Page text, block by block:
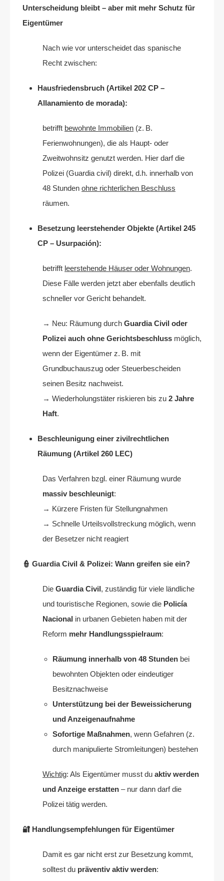
Unterscheidung bleibt – aber mit mehr Schutz für
Eigentümer
Nach wie vor unterscheidet das spanische
Recht zwischen:
Hausfriedensbruch (Artikel 202 CP –
Allanamiento de morada):
betrifft bewohnte Immobilien (z. B.
Ferienwohnungen), die als Haupt- oder
Zweitwohnsitz genutzt werden. Hier darf die
Polizei (Guardia civil) direkt, d.h. innerhalb von
48 Stunden ohne richterlichen Beschluss
räumen.
Besetzung leerstehender Objekte (Artikel 245
CP – Usurpación):
betrifft leerstehende Häuser oder Wohnungen.
Diese Fälle werden jetzt aber ebenfalls deutlich
schneller vor Gericht behandelt.
→ Neu: Räumung durch Guardia Civil oder
Polizei auch ohne Gerichtsbeschluss möglich,
wenn der Eigentümer z. B. mit
Grundbuchauszug oder Steuerbescheiden
seinen Besitz nachweist.
→ Wiederholungstäter riskieren bis zu 2 Jahre
Haft.
Beschleunigung einer zivilrechtlichen
Räumung (Artikel 260 LEC)
Das Verfahren bzgl. einer Räumung wurde
massiv beschleunigt:
→ Kürzere Fristen für Stellungnahmen
→ Schnelle Urteilsvollstreckung möglich, wenn
der Besetzer nicht reagiert
👮 Guardia Civil & Polizei: Wann greifen sie ein?
Die Guardia Civil, zuständig für viele ländliche
und touristische Regionen, sowie die Policía
Nacional in urbanen Gebieten haben mit der
Reform mehr Handlungsspielraum:
Räumung innerhalb von 48 Stunden bei
bewohnten Objekten oder eindeutiger
Besitznachweise
Unterstützung bei der Beweissicherung
und Anzeigenaufnahme
Sofortige Maßnahmen, wenn Gefahren (z.
durch manipulierte Stromleitungen) bestehen
Wichtig: Als Eigentümer musst du aktiv werden
und Anzeige erstatten – nur dann darf die
Polizei tätig werden.
🔐 Handlungsempfehlungen für Eigentümer
Damit es gar nicht erst zur Besetzung kommt,
solltest du präventiv aktiv werden: